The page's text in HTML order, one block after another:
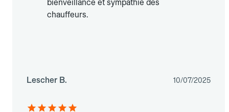
bienveillance et sympathie des
chauffeurs.
Lescher B. 10/07/2025